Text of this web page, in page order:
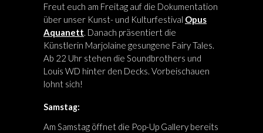
Freut euch am Freitag auf die Dokumentation
über unser Kunst- und Kulturfestival Opus
Aquanett. Danach präsentiert die
Künstlerin Marjolaine gesungene Fairy Tales.
Ab 22 Uhr stehen die Soundbrothers und
Louis WD hinter den Decks. Vorbeischauen
lohnt sich!
Samstag:
Am Samstag öffnet die Pop-Up Gallery bereits